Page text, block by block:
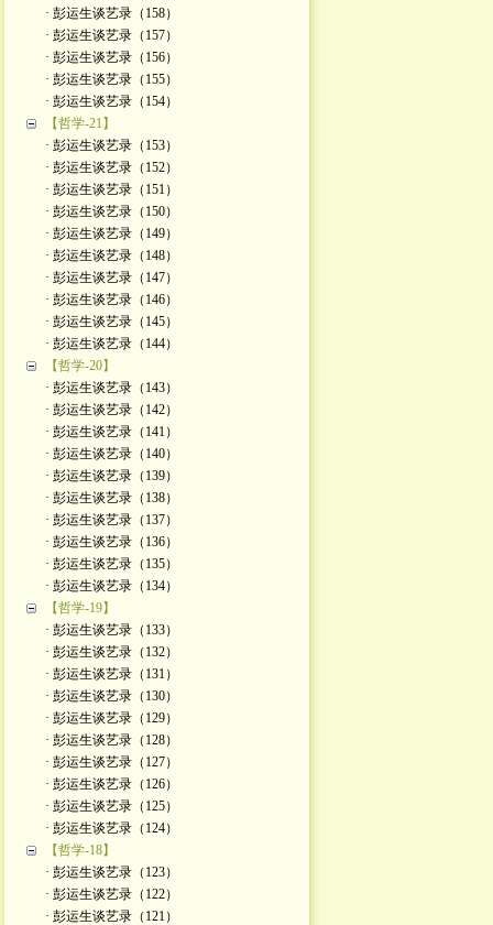
· 彭运生谈艺录（158）
· 彭运生谈艺录（157）
· 彭运生谈艺录（156）
· 彭运生谈艺录（155）
· 彭运生谈艺录（154）
【哲学-21】
· 彭运生谈艺录（153）
· 彭运生谈艺录（152）
· 彭运生谈艺录（151）
· 彭运生谈艺录（150）
· 彭运生谈艺录（149）
· 彭运生谈艺录（148）
· 彭运生谈艺录（147）
· 彭运生谈艺录（146）
· 彭运生谈艺录（145）
· 彭运生谈艺录（144）
【哲学-20】
· 彭运生谈艺录（143）
· 彭运生谈艺录（142）
· 彭运生谈艺录（141）
· 彭运生谈艺录（140）
· 彭运生谈艺录（139）
· 彭运生谈艺录（138）
· 彭运生谈艺录（137）
· 彭运生谈艺录（136）
· 彭运生谈艺录（135）
· 彭运生谈艺录（134）
【哲学-19】
· 彭运生谈艺录（133）
· 彭运生谈艺录（132）
· 彭运生谈艺录（131）
· 彭运生谈艺录（130）
· 彭运生谈艺录（129）
· 彭运生谈艺录（128）
· 彭运生谈艺录（127）
· 彭运生谈艺录（126）
· 彭运生谈艺录（125）
· 彭运生谈艺录（124）
【哲学-18】
· 彭运生谈艺录（123）
· 彭运生谈艺录（122）
· 彭运生谈艺录（121）